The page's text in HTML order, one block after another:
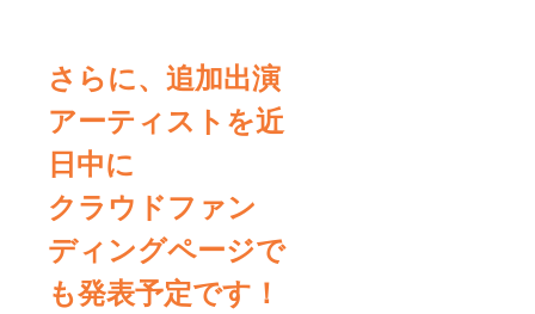
さらに、追加出演
アーティストを近
日中に
クラウドファン
ディングページで
も発表予定です！